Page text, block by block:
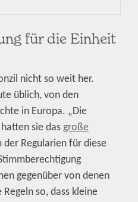
für die Einheit
nicht so weit her.
üblich, von den
in Europa. „Die
sie das große
Regularien für diese
gegenüber von denen
so, dass kleine